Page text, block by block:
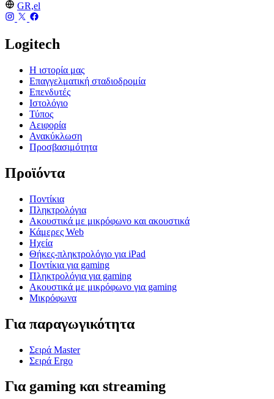
GR,el
Logitech
Η ιστορία μας
Επαγγελματική σταδιοδρομία
Επενδυτές
Ιστολόγιο
Τύπος
Αειφορία
Ανακύκλωση
Προσβασιμότητα
Προϊόντα
Ποντίκια
Πληκτρολόγια
Ακουστικά με μικρόφωνο και ακουστικά
Κάμερες Web
Ηχεία
Θήκες-πληκτρολόγιο για iPad
Ποντίκια για gaming
Πληκτρολόγια για gaming
Ακουστικά με μικρόφωνο για gaming
Μικρόφωνα
Για παραγωγικότητα
Σειρά Master
Σειρά Ergo
Για gaming και streaming